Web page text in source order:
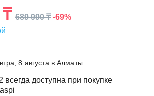
Выберите свою стирально-сушильную
689 990 ₸ -69%
8 августа в Алматы
всегда доступна при покупке